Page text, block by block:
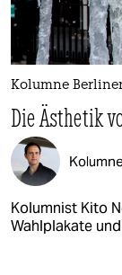
Kolumne
Die Ästhetik
Kolumnist Kito
Wahlplakate